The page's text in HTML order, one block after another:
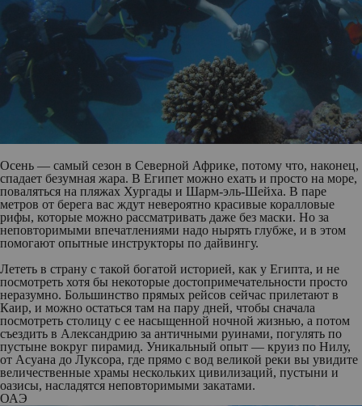
Осень — самый сезон в Северной Африке, потому что, наконец,
спадает безумная жара. В Египет можно ехать и просто на море,
поваляться на пляжах Хургады и Шарм-эль-Шейха. В паре
метров от берега вас ждут невероятно красивые коралловые
рифы, которые можно рассматривать даже без маски. Но за
неповторимыми впечатлениями надо нырять глубже, и в этом
помогают опытные инструкторы по дайвингу.
Лететь в страну с такой богатой историей, как у Египта, и не
посмотреть хотя бы некоторые достопримечательности просто
неразумно. Большинство прямых рейсов сейчас прилетают в
Каир, и можно остаться там на пару дней, чтобы сначала
посмотреть столицу с ее насыщенной ночной жизнью, а потом
съездить в Александрию за античными руинами, погулять по
пустыне вокруг пирамид. Уникальный опыт — круиз по Нилу,
от Асуана до Луксора, где прямо с вод великой реки вы увидите
величественные храмы нескольких цивилизаций, пустыни и
оазисы, насладятся неповторимыми закатами.
ОАЭ